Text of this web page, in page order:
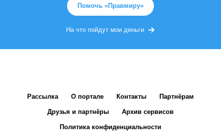
Помочь «Правмиру»
На что пойдут мои деньги
Рассылка О портале Контакты Партнёрам
Друзья и партнёры Архив сервисов
Политика конфиденциальности